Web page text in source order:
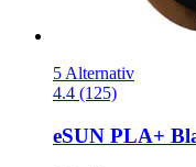
5 Alternativ
4.4 (125)
eSUN PLA+